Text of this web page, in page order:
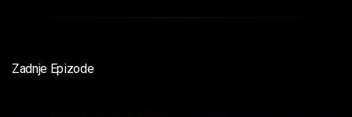
Zadnje Epizode